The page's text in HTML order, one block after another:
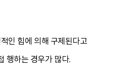
인 힘에 의해 구제된다고
행하는 경우가 많다.